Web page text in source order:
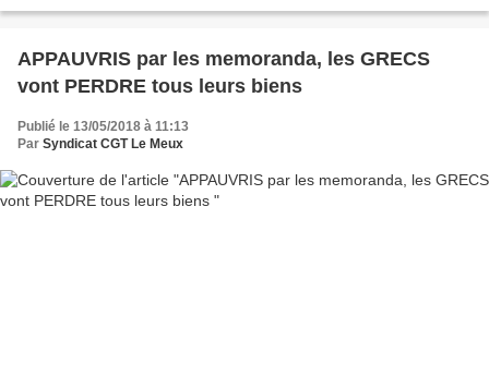
APPAUVRIS par les memoranda, les GRECS
vont PERDRE tous leurs biens
Publié le 13/05/2018 à 11:13
Par Syndicat CGT Le Meux